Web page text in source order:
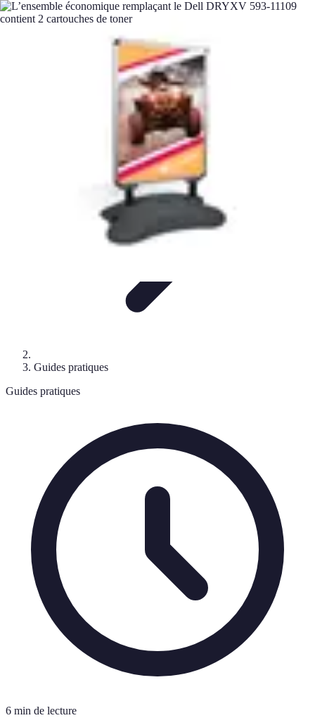
Remplacement Vitre
Évaluation et conseilsConseils de préparation
Préparation et conseils
Remplacement Vitre
Guides pratiques
Guides pratiques
6 min de lecture